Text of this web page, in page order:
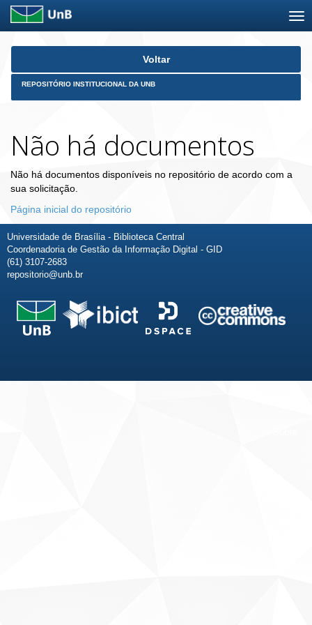
Skip
Voltar
REPOSITÓRIO INSTITUCIONAL DA UNB
Não há documentos
Não há documentos disponíveis no repositório de acordo com a
sua solicitação.
Página inicial do repositório
Universidade de Brasília - Biblioteca Central
Coordenadoria de Gestão da Informação Digital - GID
(61) 3107-2683
repositorio@unb.br